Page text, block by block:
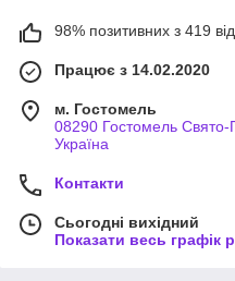
98% позитивних з 419
Працює з 14.02.2020
м. Гостомель
08290 Гостомель Свято-
Україна
Контакти
Сьогодні вихідний
Показати весь графік